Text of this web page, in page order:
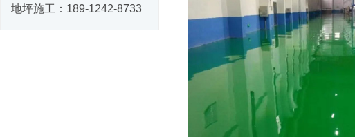
地坪施工： 189-1242-8733